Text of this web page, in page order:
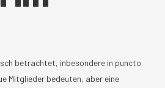
betrachtet, inbesondere in puncto
Mitglieder bedeuten, aber eine